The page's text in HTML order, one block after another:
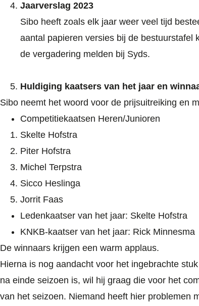
Jaarverslag 2023
Sibo heeft zoals elk jaar weer veel tijd
aantal papieren versies bij de bestuurstafel
de vergadering melden bij Syds.
Huldiging kaatsers van het jaar en
Sibo neemt het woord voor de prijsuitreiking en
Competitiekaatsen Heren/Junioren
Skelte Hofstra
Piter Hofstra
Michel Terpstra
Sicco Heslinga
Jorrit Faas
Ledenkaatser van het jaar: Skelte Hofstra
KNKB-kaatser van het jaar: Rick Minnesma
De winnaars krijgen een warm applaus.
Hierna is nog aandacht voor het ingebrachte
na einde seizoen is, wil hij graag die voor het
van het seizoen. Niemand heeft hier problemen